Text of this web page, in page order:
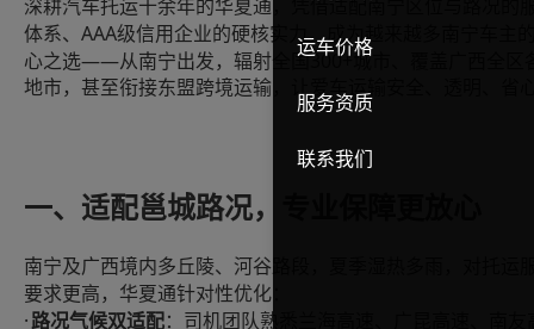
运车价格
服务资质
联系我们
深耕汽车托运十余年的华夏通，凭借适配南宁区位与路况的
体系、 AAA级信用企业的硬核实力，成为越来越多南宁车主
心之选——从南宁出发，辐射全国300+城市、覆盖广西全区
地市，甚至衔接东盟跨境运输，让爱车运输安全、透明、省
一、适配邕城路况，专业保障更放心
南宁及广西境内多丘陵、河谷路段，夏季湿热多雨，对托运
要求更高，华夏通针对性优化：
· 路况气候双适配：司机团队熟悉兰海高速、广昆高速、南友